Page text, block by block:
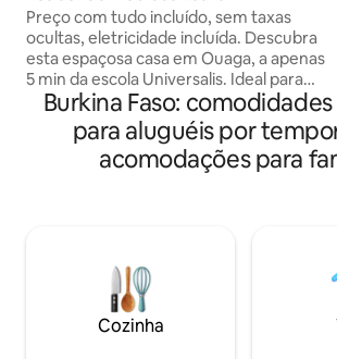
Preço com tudo incluído, sem taxas
ocultas, eletricidade incluída. Descubra
esta espaçosa casa em Ouaga, a apenas
5 min da escola Universalis. Ideal para
famílias, amigos ou viajantes de
negócios, oferece três quartos
acolhedores, uma sala de estar com uma
TV de 75 polegadas, um terraço com
para uma estadia confortável. Reserve
hoje e experimente o conforto no
coração de Ouaga!
Burkina Faso:
para aluguéis por
acomodações para
Cozinha